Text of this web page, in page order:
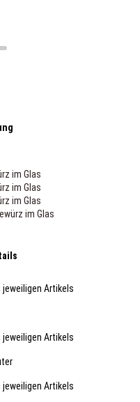
im Glas
im Glas
im Glas
im Glas
Artikels
Artikels
Artikels